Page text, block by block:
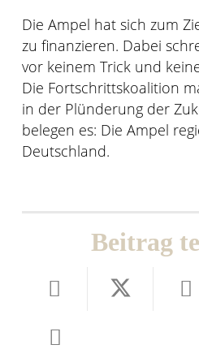
Die Ampel hat sich zum
zu finanzieren. Dabei
vor keinem Trick und
Die Fortschrittskoalition
in der Plünderung der
belegen es: Die Ampel
Deutschland.
Beitrag